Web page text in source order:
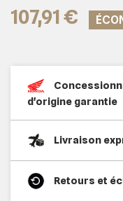
107,91 €
d'origine garantie
Livraison
Retours et